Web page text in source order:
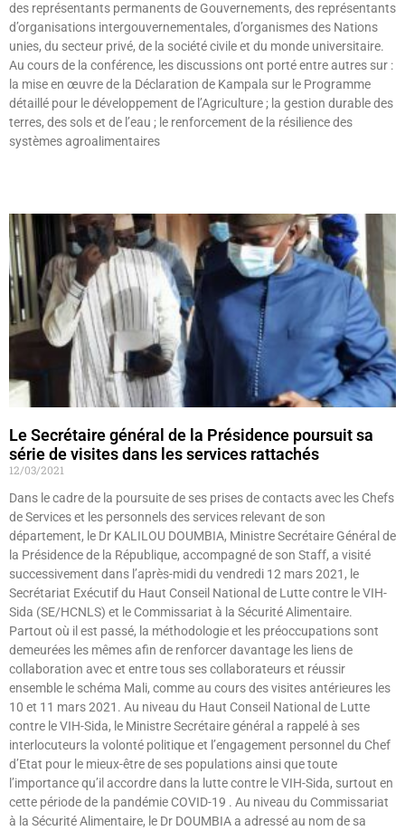
des représentants permanents de Gouvernements, des représentants
d’organisations intergouvernementales, d’organismes des Nations
unies, du secteur privé, de la société civile et du monde universitaire.
Au cours de la conférence, les discussions ont porté entre autres sur :
la mise en œuvre de la Déclaration de Kampala sur le Programme
détaillé pour le développement de l’Agriculture ; la gestion durable des
terres, des sols et de l’eau ; le renforcement de la résilience des
systèmes agroalimentaires
Le Secrétaire général de la Présidence poursuit sa
série de visites dans les services rattachés
12/03/2021
Dans le cadre de la poursuite de ses prises de contacts avec les Chefs
de Services et les personnels des services relevant de son
département, le Dr KALILOU DOUMBIA, Ministre Secrétaire Général de
la Présidence de la République, accompagné de son Staff, a visité
successivement dans l’après-midi du vendredi 12 mars 2021, le
Secrétariat Exécutif du Haut Conseil National de Lutte contre le VIH-
Sida (SE/HCNLS) et le Commissariat à la Sécurité Alimentaire.
Partout où il est passé, la méthodologie et les préoccupations sont
demeurées les mêmes afin de renforcer davantage les liens de
collaboration avec et entre tous ses collaborateurs et réussir
ensemble le schéma Mali, comme au cours des visites antérieures les
10 et 11 mars 2021. Au niveau du Haut Conseil National de Lutte
contre le VIH-Sida, le Ministre Secrétaire général a rappelé à ses
interlocuteurs la volonté politique et l’engagement personnel du Chef
d’Etat pour le mieux-être de ses populations ainsi que toute
l’importance qu’il accordre dans la lutte contre le VIH-Sida, surtout en
cette période de la pandémie COVID-19 . Au niveau du Commissariat
à la Sécurité Alimentaire, le Dr DOUMBIA a adressé au nom de sa